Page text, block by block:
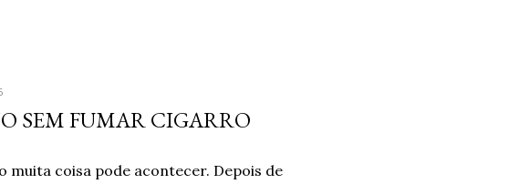
SEM FUMAR CIGARRO
muita coisa pode acontecer. Depois de